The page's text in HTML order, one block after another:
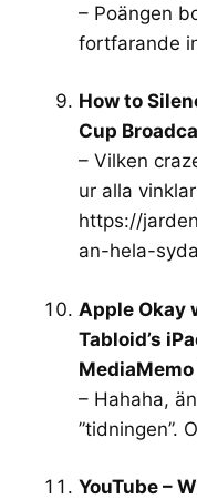
– Poängen
fortfarande
How to
Cup
– Vilken
ur alla
https://
an-hela-
Apple Okay
Tabloid’s
– Hahaha,
”tidningen”.
YouTube –